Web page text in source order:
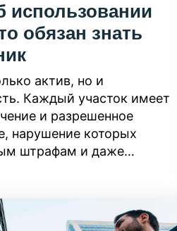
использовании
обязан знать
актив, но и
Каждый участок имеет
и разрешенное
нарушение которых
штрафам и даже
рисков.